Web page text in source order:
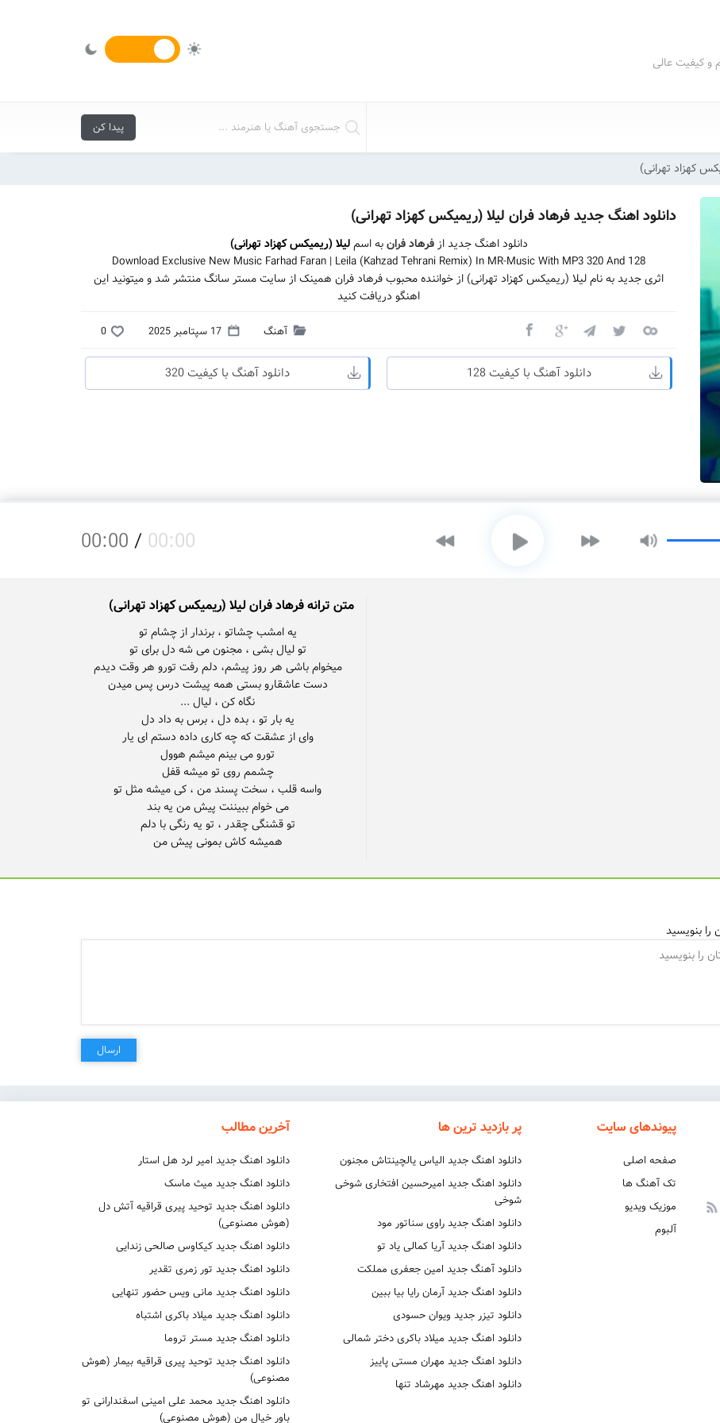
و کیفیت عالی
کهزاد تهرانی)
دانلود اهنگ جدید فرهاد فران لیلا (ریمیکس کهزاد تهرانی)
دانلود اهنگ جدید ازفرهاد فرانبه اسملیلا (ریمیکس کهزاد تهرانی)
Download Exclusive New Music Farhad Faran | Leila (Kahzad Tehrani Remix) In MR-Music With MP3 320 And 128
اثری جدید به نام لیلا (ریمیکس کهزاد تهرانی) از خواننده محبوب فرهاد فران همینک از سایت مستر سانگ منتشر شد و میتونید این
اهنگو دریافت کنید
آهنگ 17 سپتامبر 2025 0
دانلود آهنگ با کیفیت 128 دانلود آهنگ با کیفیت 320
00:00 / 00:00
متن ترانه فرهاد فران لیلا (ریمیکس کهزاد تهرانی)
همیشه کاش بمونی پیش من
را بنویسید
ارسال
پیوندهای سایت
صفحه اصلی
تک آهنگ ها
موزیک ویدیو
آلبوم
پر بازدید ترین ها
دانلود اهنگ جدید الیاس یالچینتاش مجنون
دانلود اهنگ جدید امیرحسین افتخاری شوخی
شوخی
دانلود اهنگ جدید راوی سناتور مود
دانلود اهنگ جدید آریا کمالی یاد تو
دانلود آهنگ جدید امین جعفری مملکت
دانلود اهنگ جدید آرمان رایا بیا ببین
دانلود تیزر جدید ویوان حسودی
دانلود اهنگ جدید میلاد باکری دختر شمالی
دانلود اهنگ جدید مهران مستی پاییز
دانلود اهنگ جدید مهرشاد تنها
آخرین مطالب
دانلود اهنگ جدید امیر لرد هل استار
دانلود اهنگ جدید میث ماسک
دانلود اهنگ جدید توحید پیری قراقیه آتش دل
(هوش مصنوعی)
دانلود اهنگ جدید کیکاوس صالحی زندایی
دانلود اهنگ جدید تور زمری تقدیر
دانلود اهنگ جدید مانی ویس حضور تنهایی
دانلود اهنگ جدید میلاد باکری اشتباه
دانلود اهنگ جدید مستر تروما
دانلود اهنگ جدید توحید پیری قراقیه بیمار (هوش
مصنوعی)
دانلود اهنگ جدید محمد علی امینی اسفندارانی تو
باور خیال من (هوش مصنوعی)